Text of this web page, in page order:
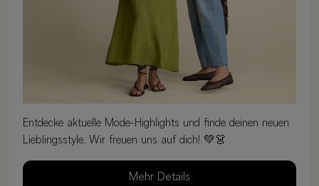
Entdecke aktuelle Mode-Highlights und finde deinen neuen
Lieblingsstyle. Wir freuen uns auf dich! 💚👗
Mehr Details